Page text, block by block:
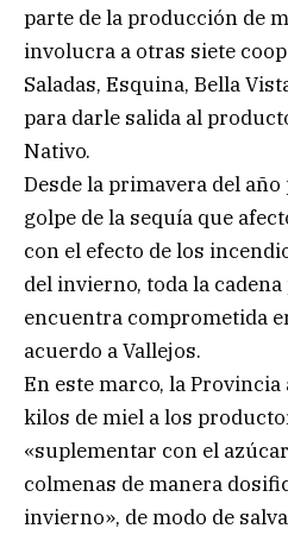
parte de la producción de
involucra a otras siete
Saladas, Esquina, Bella
para darle salida al
Nativo.
Desde la primavera del
golpe de la sequía que
con el efecto de los
del invierno, toda la
encuentra comprometida
acuerdo a Vallejos.
En este marco, la
kilos de miel a los
«suplementar con el
colmenas de manera
invierno», de modo de